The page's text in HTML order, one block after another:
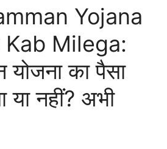
Yojana
Kab Milega:
योजना का पैसा
नहीं? अभी